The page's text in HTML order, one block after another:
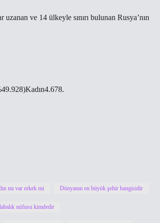
ve 14 ülkeyle sınırı bulunan Rusya’nın
mı var erkek mi Dünyanın en büyük şehir hangisidir
nüfusu kimdedir